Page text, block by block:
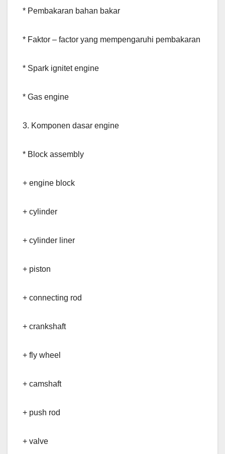
* Pembakaran bahan bakar
* Faktor – factor yang mempengaruhi pembakaran
* Spark ignitet engine
* Gas engine
3. Komponen dasar engine
* Block assembly
+ engine block
+ cylinder
+ cylinder liner
+ piston
+ connecting rod
+ crankshaft
+ fly wheel
+ camshaft
+ push rod
+ valve